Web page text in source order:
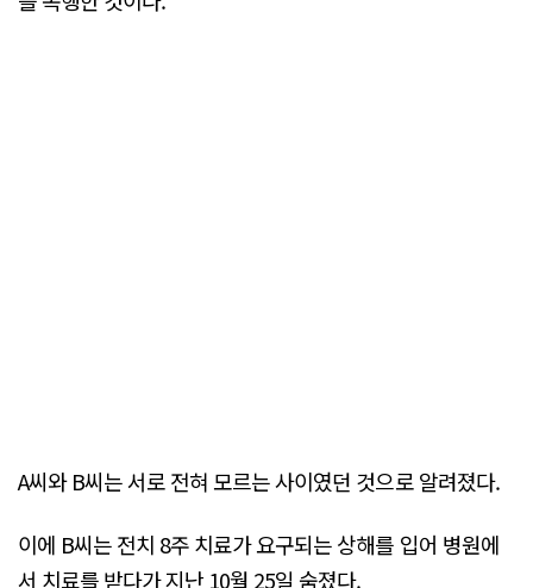
A씨와 B씨는 서로 전혀 모르는 사이였던 것으로 알려졌다.
이에 B씨는 전치 8주 치료가 요구되는 상해를 입어 병원에
서 치료를 받다가 지난 10월 25일 숨졌다.